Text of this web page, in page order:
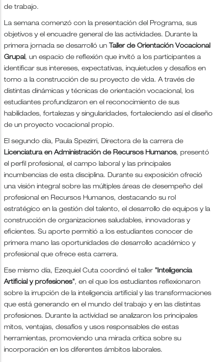
de trabajo.
La semana comenzó con la presentación del Programa, sus
objetivos y el encuadre general de las actividades. Durante la
primera jornada se desarrolló un Taller de Orientación Vocacional
Grupal, un espacio de reflexión que invitó a los participantes a
identificar sus intereses, expectativas, inquietudes y desafíos en
torno a la construcción de su proyecto de vida. A través de
distintas dinámicas y técnicas de orientación vocacional, los
estudiantes profundizaron en el reconocimiento de sus
habilidades, fortalezas y singularidades, fortaleciendo así el diseño
de un proyecto vocacional propio.
El segundo día, Paula Spezirri, Directora de la carrera de
Licenciatura en Administración de Recursos Humanos, presentó
el perfil profesional, el campo laboral y las principales
incumbencias de esta disciplina. Durante su exposición ofreció
una visión integral sobre las múltiples áreas de desempeño del
profesional en Recursos Humanos, destacando su rol
estratégico en la gestión del talento, el desarrollo de equipos y la
construcción de organizaciones saludables, innovadoras y
eficientes. Su aporte permitió a los estudiantes conocer de
primera mano las oportunidades de desarrollo académico y
profesional que ofrece esta carrera.
Ese mismo día, Ezequiel Cuta coordinó el taller "Inteligencia
Artificial y profesiones", en el que los estudiantes reflexionaron
sobre la irrupción de la inteligencia artificial y las transformaciones
que está generando en el mundo del trabajo y en las distintas
profesiones. Durante la actividad se analizaron los principales
mitos, ventajas, desafíos y usos responsables de estas
herramientas, promoviendo una mirada crítica sobre su
incorporación en los diferentes ámbitos laborales.